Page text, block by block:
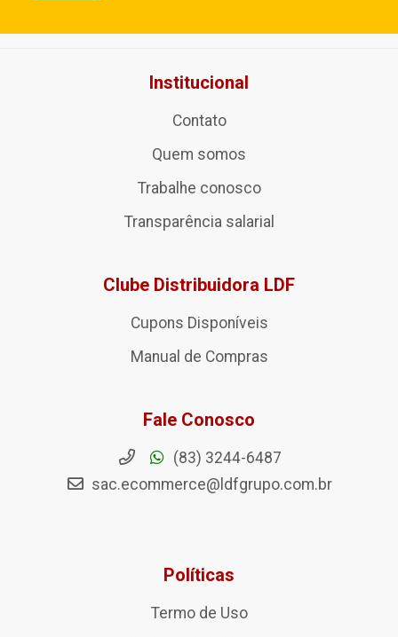
Institucional
Contato
Quem somos
Trabalhe conosco
Transparência salarial
Clube Distribuidora LDF
Cupons Disponíveis
Manual de Compras
Fale Conosco
(83) 3244-6487
sac.ecommerce@ldfgrupo.com.br
Políticas
Termo de Uso